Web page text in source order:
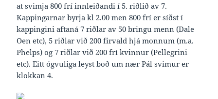
at svimja 800 frí innleiðandi í 5. riðlið av 7.
Kappingarnar byrja kl 2.00 men 800 frí er síðst í
kappingini aftaná 7 riðlar av 50 bringu menn (Dale
Oen etc), 5 riðlar við 200 firvald hjá monnum (m.a.
Phelps) og 7 riðlar við 200 frí kvinnur (Pellegrini
etc). Eitt ógvuliga leyst boð um nær Pál svimur er
klokkan 4.